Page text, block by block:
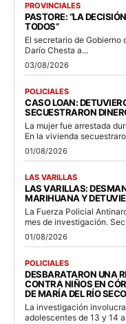
PROVINCIALES
PASTORE: “LA
TODOS”
El secretario de Gobierno
Darío Chesta a...
03/08/2026
POLICIALES
CASO LOAN:
SECUESTRARON
La mujer fue arrestada
En la vivienda
01/08/2026
LAS VARILLAS
LAS VARILLAS:
MARIHUANA Y
La Fuerza Policial
mes de investigación.
01/08/2026
POLICIALES
DESBARATARON UNA
CONTRA NIÑOS EN
DE MARÍA DEL RÍO SECO
La investigación
adolescentes de 13 y 14